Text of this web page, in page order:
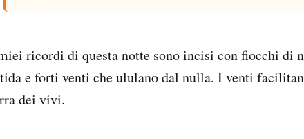
ricordi di questa notte sono incisi con fiocchi di
e forti venti che ululano dal nulla. I venti
dei vivi.